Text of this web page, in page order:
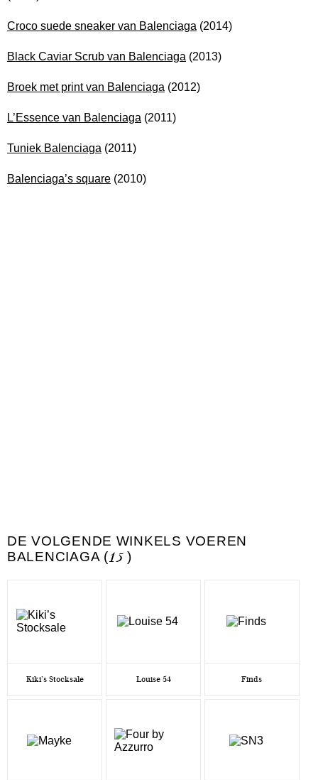
Croco suede sneaker van Balenciaga (2014)
Black Caviar Scrub van Balenciaga (2013)
Broek met print van Balenciaga (2012)
L’Essence van Balenciaga (2011)
Tuniek Balenciaga (2011)
Balenciaga’s square (2010)
DE VOLGENDE WINKELS VOEREN
BALENCIAGA (15 )
Kiki’s Stocksale Louise 54 Finds